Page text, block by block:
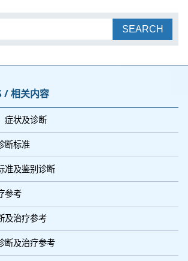
SEARCH
/ 相关内容
症状及诊断
断标准
准及鉴别诊断
参考
及治疗参考
断及治疗参考